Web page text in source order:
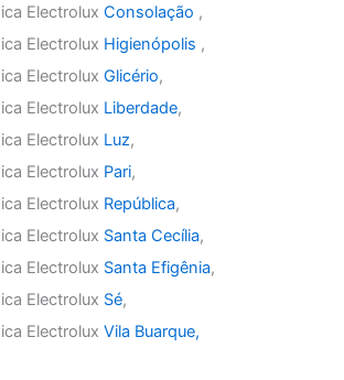
ElectroluxConsolação ,
Electrolux Higienópolis ,
ElectroluxGlicério,
Electrolux Liberdade,
Electrolux Luz,
Electrolux Pari,
Electrolux República,
Electrolux Santa Cecília,
Electrolux Santa Efigênia,
Electrolux Sé,
ElectroluxVila Buarque,